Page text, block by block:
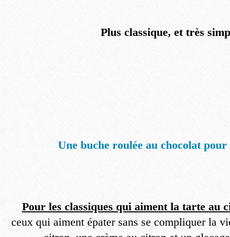
Plus classique, et très
Une buche roulée au chocolat pour
Pour les classiques qui aiment la tarte au
ceux qui aiment épater sans se compliquer la